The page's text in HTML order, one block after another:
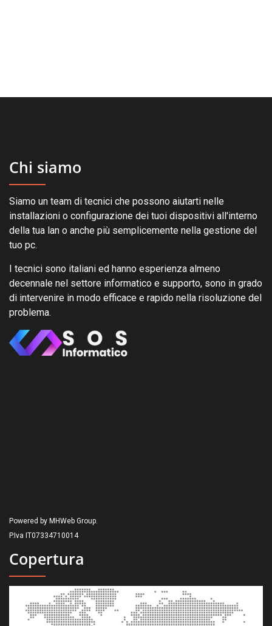
Chi siamo
Siamo un team di tecnici che possono aiutarti nelle
installazioni o configurazione dei tuoi dispositivi all'interno
della tua lan o anche più semplicemente nella gestione del
tuo pc.
I tecnici sono italiani ed hanno esperienza almeno
decennale nel settore informatico e supporto, sono in grado
di intervenire in modo efficace e rapido nella risoluzione del
problema.
Powered by MHWeb Group.
P.Iva IT07334710014
Copertura